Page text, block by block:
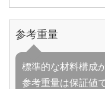
参考重量
標準的な材料構成
参考重量は保証値